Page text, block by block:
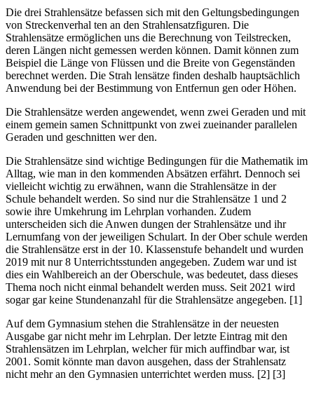
Die drei Strahlensätze befassen sich mit den Geltungsbedingungen
von Streckenverhal ten an den Strahlensatzfiguren. Die
Strahlensätze ermöglichen uns die Berechnung von Teilstrecken,
deren Längen nicht gemessen werden können. Damit können zum
Beispiel die Länge von Flüssen und die Breite von Gegenständen
berechnet werden. Die Strah lensätze finden deshalb hauptsächlich
Anwendung bei der Bestimmung von Entfernun gen oder Höhen.
Die Strahlensätze werden angewendet, wenn zwei Geraden und mit
einem gemein samen Schnittpunkt von zwei zueinander parallelen
Geraden und geschnitten wer den.
Die Strahlensätze sind wichtige Bedingungen für die Mathematik im
Alltag, wie man in den kommenden Absätzen erfährt. Dennoch sei
vielleicht wichtig zu erwähnen, wann die Strahlensätze in der
Schule behandelt werden. So sind nur die Strahlensätze 1 und 2
sowie ihre Umkehrung im Lehrplan vorhanden. Zudem
unterscheiden sich die Anwen dungen der Strahlensätze und ihr
Lernumfang von der jeweiligen Schulart. In der Ober schule werden
die Strahlensätze erst in der 10. Klassenstufe behandelt und wurden
2019 mit nur 8 Unterrichtsstunden angegeben. Zudem war und ist
dies ein Wahlbereich an der Oberschule, was bedeutet, dass dieses
Thema noch nicht einmal behandelt werden muss. Seit 2021 wird
sogar gar keine Stundenanzahl für die Strahlensätze angegeben. [1]
Auf dem Gymnasium stehen die Strahlensätze in der neuesten
Ausgabe gar nicht mehr im Lehrplan. Der letzte Eintrag mit den
Strahlensätzen im Lehrplan, welcher für mich auffindbar war, ist
2001. Somit könnte man davon ausgehen, dass der Strahlensatz
nicht mehr an den Gymnasien unterrichtet werden muss. [2] [3]